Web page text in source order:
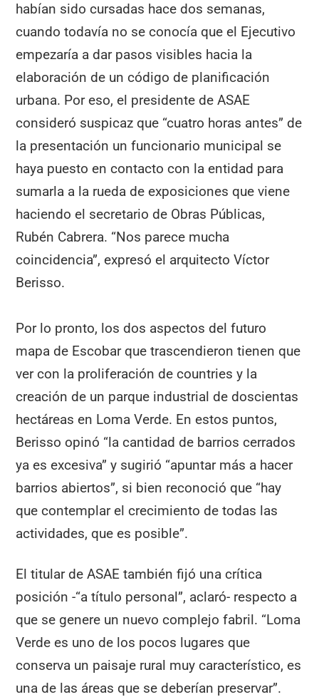
habían sido cursadas hace dos semanas,
cuando todavía no se conocía que el Ejecutivo
empezaría a dar pasos visibles hacia la
elaboración de un código de planificación
urbana. Por eso, el presidente de ASAE
consideró suspicaz que “cuatro horas antes” de
la presentación un funcionario municipal se
haya puesto en contacto con la entidad para
sumarla a la rueda de exposiciones que viene
haciendo el secretario de Obras Públicas,
Rubén Cabrera. “Nos parece mucha
coincidencia”, expresó el arquitecto Víctor
Berisso.
Por lo pronto, los dos aspectos del futuro
mapa de Escobar que trascendieron tienen que
ver con la proliferación de countries y la
creación de un parque industrial de doscientas
hectáreas en Loma Verde. En estos puntos,
Berisso opinó “la cantidad de barrios cerrados
ya es excesiva” y sugirió “apuntar más a hacer
barrios abiertos”, si bien reconoció que “hay
que contemplar el crecimiento de todas las
actividades, que es posible”.
El titular de ASAE también fijó una crítica
posición -“a título personal”, aclaró- respecto a
que se genere un nuevo complejo fabril. “Loma
Verde es uno de los pocos lugares que
conserva un paisaje rural muy característico, es
una de las áreas que se deberían preservar”.